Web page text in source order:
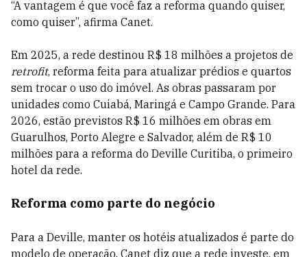
“A vantagem é que você faz a reforma quando quiser,
como quiser”, afirma Canet.
Em 2025, a rede destinou R$ 18 milhões a projetos de
retrofit, reforma feita para atualizar prédios e quartos
sem trocar o uso do imóvel. As obras passaram por
unidades como Cuiabá, Maringá e Campo Grande. Para
2026, estão previstos R$ 16 milhões em obras em
Guarulhos, Porto Alegre e Salvador, além de R$ 10
milhões para a reforma do Deville Curitiba, o primeiro
hotel da rede.
Reforma como parte do negócio
Para a Deville, manter os hotéis atualizados é parte do
modelo de operação. Canet diz que a rede investe, em